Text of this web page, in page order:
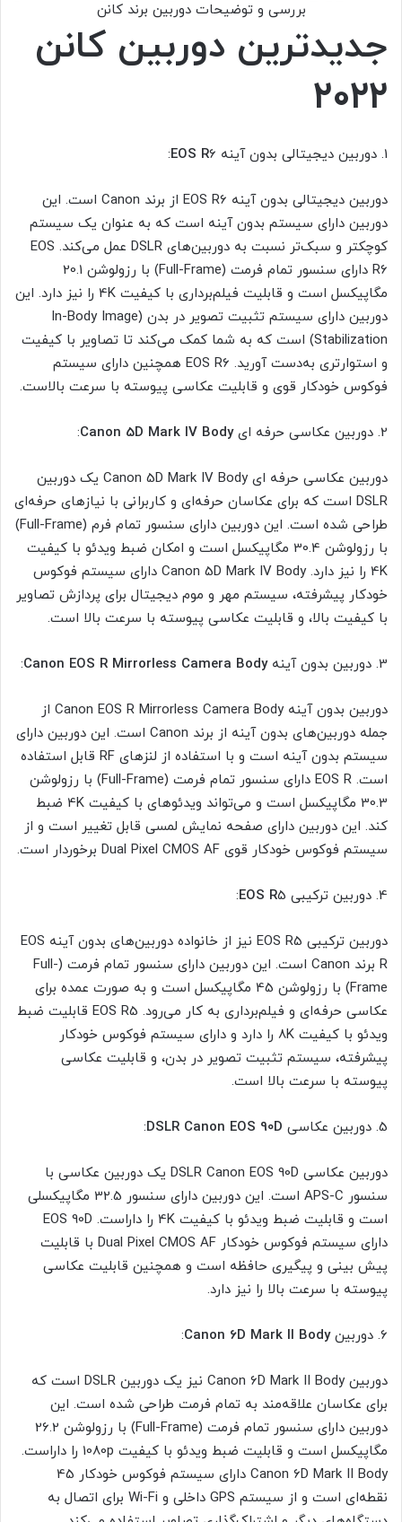
بررسی و توضیحات دوربین برند کانن
جدیدترین دوربین کانن
2022
1. دوربین دیجیتالی بدون آینه EOS R6:
دوربین دیجیتالی بدون آینه EOS R6 از برند Canon است. این
دوربین دارای سیستم بدون آینه است که به عنوان یک سیستم
کوچکتر و سبک‌تر نسبت به دوربین‌های DSLR عمل می‌کند. EOS
R6 دارای سنسور تمام فرمت (Full-Frame) با رزولوشن 20.1
مگاپیکسل است و قابلیت فیلم‌برداری با کیفیت 4K را نیز دارد. این
دوربین دارای سیستم تثبیت تصویر در بدن (In-Body Image
Stabilization) است که به شما کمک می‌کند تا تصاویر با کیفیت
و استوار‌تری به‌دست آورید. EOS R6 همچنین دارای سیستم
فوکوس خودکار قوی و قابلیت عکاسی پیوسته با سرعت بالاست.
2. دوربین عکاسی حرفه ای Canon 5D Mark IV Body
:
دوربین عکاسی حرفه ای Canon 5D Mark IV Body یک دوربین
DSLR است که برای عکاسان حرفه‌ای و کاربرانی با نیازهای حرفه‌ای
طراحی شده است. این دوربین دارای سنسور تمام فرم (Full-Frame)
با رزولوشن 30.4 مگاپیکسل است و امکان ضبط ویدئو با کیفیت
4K را نیز دارد. Canon 5D Mark IV Body دارای سیستم فوکوس
خودکار پیشرفته، سیستم مهر و موم دیجیتال برای پردازش تصاویر
با کیفیت بالا، و قابلیت عکاسی پیوسته با سرعت بالا است.
3. دوربین بدون آینه Canon EOS R Mirrorless Camera Body
:
دوربین بدون آینه Canon EOS R Mirrorless Camera Body از
جمله دوربین‌های بدون آینه از برند Canon است. این دوربین دارای
سیستم بدون آینه است و با استفاده از لنزهای RF قابل استفاده
است. EOS R دارای سنسور تمام فرمت (Full-Frame) با رزولوشن
30.3 مگاپیکسل است و می‌تواند ویدئوهای با کیفیت 4K ضبط
کند. این دوربین دارای صفحه نمایش لمسی قابل تغییر است و از
سیستم فوکوس خودکار قوی Dual Pixel CMOS AF برخوردار است.
4. دوربین ترکیبی EOS R5:
دوربین ترکیبی EOS R5 نیز از خانواده دوربین‌های بدون آینه EOS
R برند Canon است. این دوربین دارای سنسور تمام فرمت (Full-
Frame) با رزولوشن 45 مگاپیکسل است و به صورت عمده برای
عکاسی حرفه‌ای و فیلم‌برداری به کار می‌رود. EOS R5 قابلیت ضبط
ویدئو با کیفیت 8K را دارد و دارای سیستم فوکوس خودکار
پیشرفته، سیستم تثبیت تصویر در بدن، و قابلیت عکاسی
پیوسته با سرعت بالا است.
5. دوربین عکاسی DSLR Canon EOS 90D
:
دوربین عکاسی DSLR Canon EOS 90D یک دوربین عکاسی با
سنسور APS-C است. این دوربین دارای سنسور 32.5 مگاپیکسلی
است و قابلیت ضبط ویدئو با کیفیت 4K را داراست. EOS 90D
دارای سیستم فوکوس خودکار Dual Pixel CMOS AF با قابلیت
پیش بینی و پیگیری حافظه است و همچنین قابلیت عکاسی
پیوسته با سرعت بالا را نیز دارد.
6. دوربین Canon 6D Mark II Body
:
دوربین Canon 6D Mark II Body نیز یک دوربین DSLR است که
برای عکاسان علاقه‌مند به تمام فرمت طراحی شده است. این
دوربین دارای سنسور تمام فرمت (Full-Frame) با رزولوشن 26.2
مگاپیکسل است و قابلیت ضبط ویدئو با کیفیت 1080p را داراست.
Canon 6D Mark II Body دارای سیستم فوکوس خودکار 45
نقطه‌ای است و از سیستم GPS داخلی و Wi-Fi برای اتصال به